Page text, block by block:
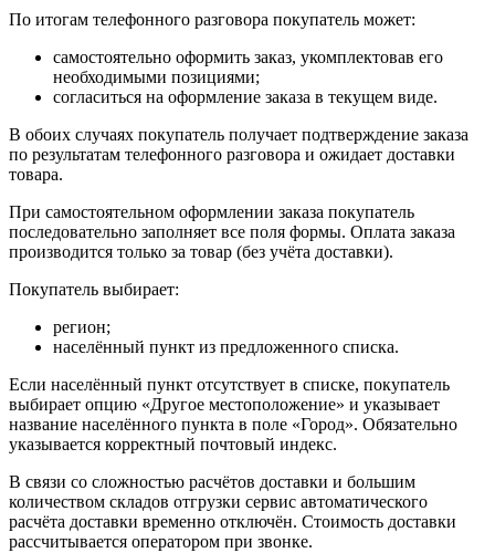
По итогам телефонного разговора покупатель может:
самостоятельно оформить заказ, укомплектовав его
необходимыми позициями;
согласиться на оформление заказа в текущем виде.
В обоих случаях покупатель получает подтверждение заказа
по результатам телефонного разговора и ожидает доставки
товара.
При самостоятельном оформлении заказа покупатель
последовательно заполняет все поля формы. Оплата заказа
производится только за товар (без учёта доставки).
Покупатель выбирает:
регион;
населённый пункт из предложенного списка.
Если населённый пункт отсутствует в списке, покупатель
выбирает опцию «Другое местоположение» и указывает
название населённого пункта в поле «Город». Обязательно
указывается корректный почтовый индекс.
В связи со сложностью расчётов доставки и большим
количеством складов отгрузки сервис автоматического
расчёта доставки временно отключён. Стоимость доставки
рассчитывается оператором при звонке.